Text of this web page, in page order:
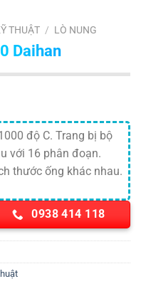
THUẬT / LÒ NUNG
Daihan
độ C. Trang bị bộ
với 16 phân đoạn.
thước ống khác nhau.
0938 414 118